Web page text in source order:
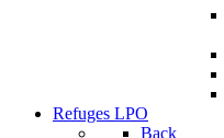
Refuges LPO
Back